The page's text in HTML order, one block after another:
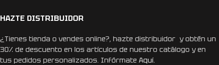
HAZTE DISTRIBUIDOR
¿Tienes tienda o vendes online?, hazte distribuidor y obtén un
30% de descuento en los artículos de nuestro catálogo y en
tus pedidos personalizados. Infórmate Aquí.